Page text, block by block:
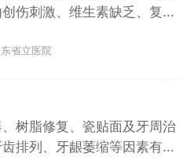
伤刺激、维生素缺乏、复...
省立医院
树脂修复、瓷贴面及牙周治
排列、牙龈萎缩等因素有...